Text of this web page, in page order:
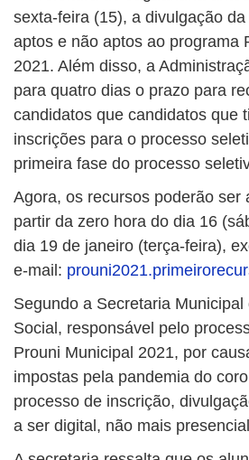
sexta-feira (15), a divulgação
aptos e não aptos ao programa
2021. Além disso, a
para quatro dias o prazo para
candidatos que candidatos que
inscrições para o processo
primeira fase do processo
Agora, os recursos poderão ser
partir da zero hora do dia 16
dia 19 de janeiro (terça-feira),
e-mail:
Segundo a Secretaria Municipal
Social, responsável pelo
Prouni Municipal 2021, por
impostas pela pandemia do
processo de inscrição,
a ser digital, não mais